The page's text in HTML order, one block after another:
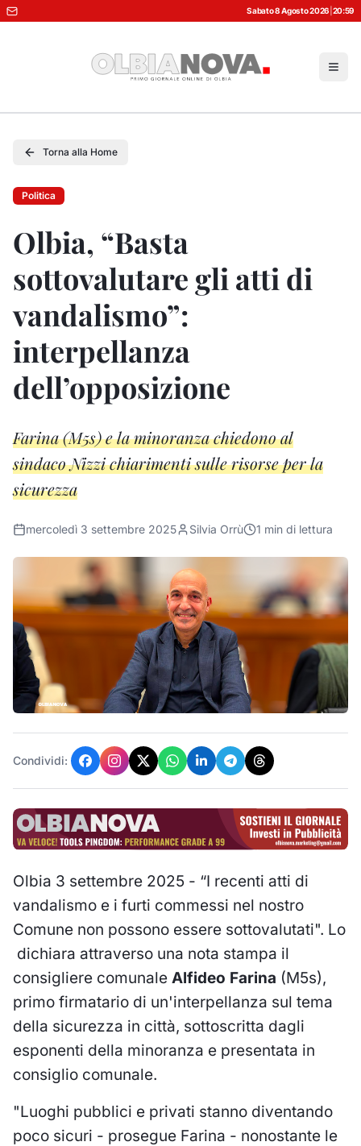
Sabato 8 Agosto 2026 20:59
Torna alla Home
Politica
Olbia, “Basta
sottovalutare gli atti di
vandalismo”:
interpellanza
dell’opposizione
Farina (M5s) e la minoranza chiedono al
sindaco Nizzi chiarimenti sulle risorse per la
sicurezza
mercoledì 3 settembre 2025 Silvia Orrù 1 min di lettura
Condividi:
Olbia 3 settembre 2025 - “I recenti atti di
vandalismo e i furti commessi nel nostro
Comune non possono essere sottovalutati". Lo
dichiara attraverso una nota stampa il
consigliere comunale Alfideo Farina (M5s),
primo firmatario di un'interpellanza sul tema
della sicurezza in città, sottoscritta dagli
esponenti della minoranza e presentata in
consiglio comunale.
"Luoghi pubblici e privati stanno diventando
poco sicuri - prosegue Farina - nonostante le